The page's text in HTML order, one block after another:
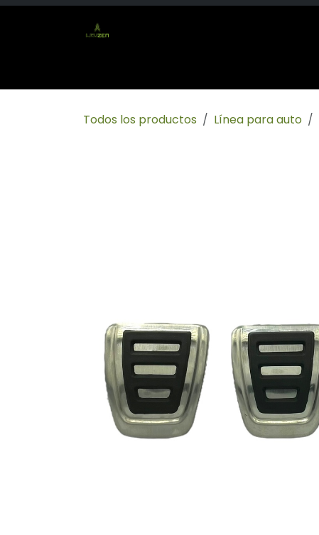
Ir al contenido
Todos los productos Línea para auto